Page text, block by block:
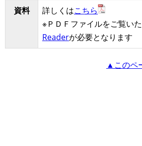
資料
詳しくはこちら
※ＰＤＦファイルをご覧い
Readerが必要となります
▲このペ